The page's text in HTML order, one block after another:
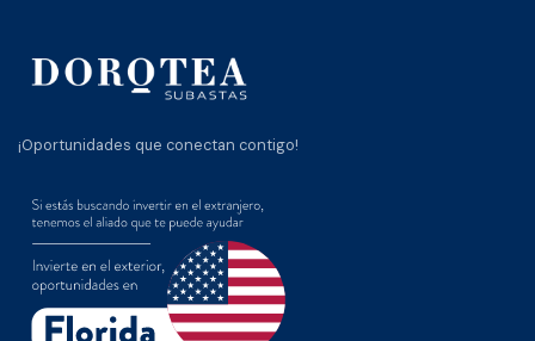
¡Oportunidades que conectan contigo!